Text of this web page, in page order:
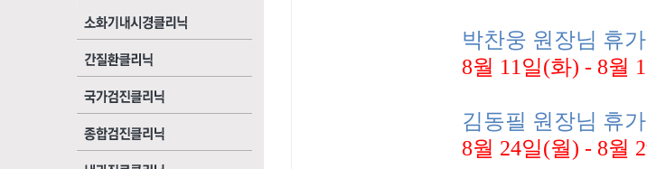
박찬웅 원장님 휴가
8월 11일(화) - 8월 13
김동필 원장님 휴가
8월 24일(월) - 8월 29